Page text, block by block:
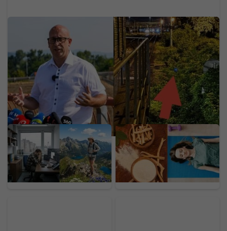
Slovák založil „Zomri“ zo železníc: Rážoviny už
videli 3,7 milióna ľudí. Admin prehovoril o tom, čo
sa skutočne deje na našich tratiach
Sporenie na dôchodok je
out. Hitom je dnes
burnout fond, ľudia doň
lejú tisíce
Ašvaganda sľubuje úľavu
od stresu, no skrýva
riziká. Odborníci varujú
pred poškodením orgánu
a hrozbou pre skupiny
ľudí